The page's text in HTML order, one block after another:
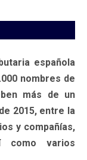
española
nombres de
más de un
2015, entre la
y compañías,
como varios